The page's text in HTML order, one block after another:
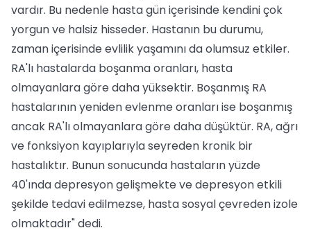
vardır. Bu nedenle hasta gün içerisinde kendini çok
yorgun ve halsiz hisseder. Hastanın bu durumu,
zaman içerisinde evlilik yaşamını da olumsuz etkiler.
RA'lı hastalarda boşanma oranları, hasta
olmayanlara göre daha yüksektir. Boşanmış RA
hastalarının yeniden evlenme oranları ise boşanmış
ancak RA'lı olmayanlara göre daha düşüktür. RA, ağrı
ve fonksiyon kayıplarıyla seyreden kronik bir
hastalıktır. Bunun sonucunda hastaların yüzde
40'ında depresyon gelişmekte ve depresyon etkili
şekilde tedavi edilmezse, hasta sosyal çevreden izole
olmaktadır" dedi.